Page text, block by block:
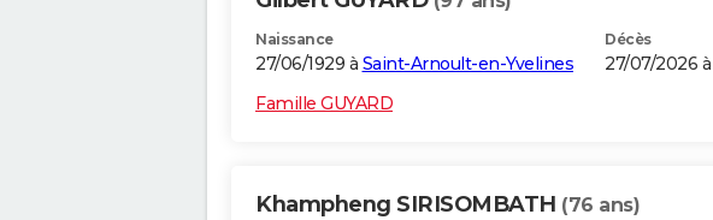
Naissance
27/06/1929 à Saint-Arnoult-en-Yvelines
Décès
27/07/2026 à
Famille GUYARD
Khampheng SIRISOMBATH (76 ans)